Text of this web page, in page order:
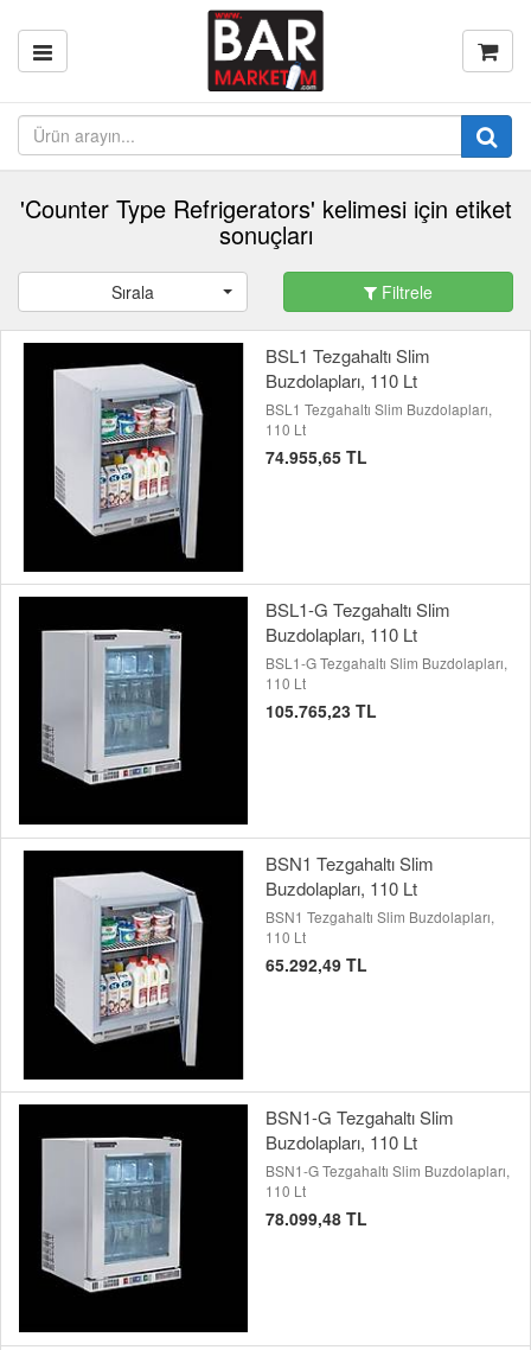
'Counter Type Refrigerators' kelimesi için etiket
sonuçları
Sırala Filtrele
BSL1 Tezgahaltı Slim
Buzdolapları, 110 Lt
BSL1 Tezgahaltı Slim Buzdolapları,
110 Lt
74.955,65 TL
BSL1-G Tezgahaltı Slim
Buzdolapları, 110 Lt
BSL1-G Tezgahaltı Slim Buzdolapları,
110 Lt
105.765,23 TL
BSN1 Tezgahaltı Slim
Buzdolapları, 110 Lt
BSN1 Tezgahaltı Slim Buzdolapları,
110 Lt
65.292,49 TL
BSN1-G Tezgahaltı Slim
Buzdolapları, 110 Lt
BSN1-G Tezgahaltı Slim Buzdolapları,
110 Lt
78.099,48 TL